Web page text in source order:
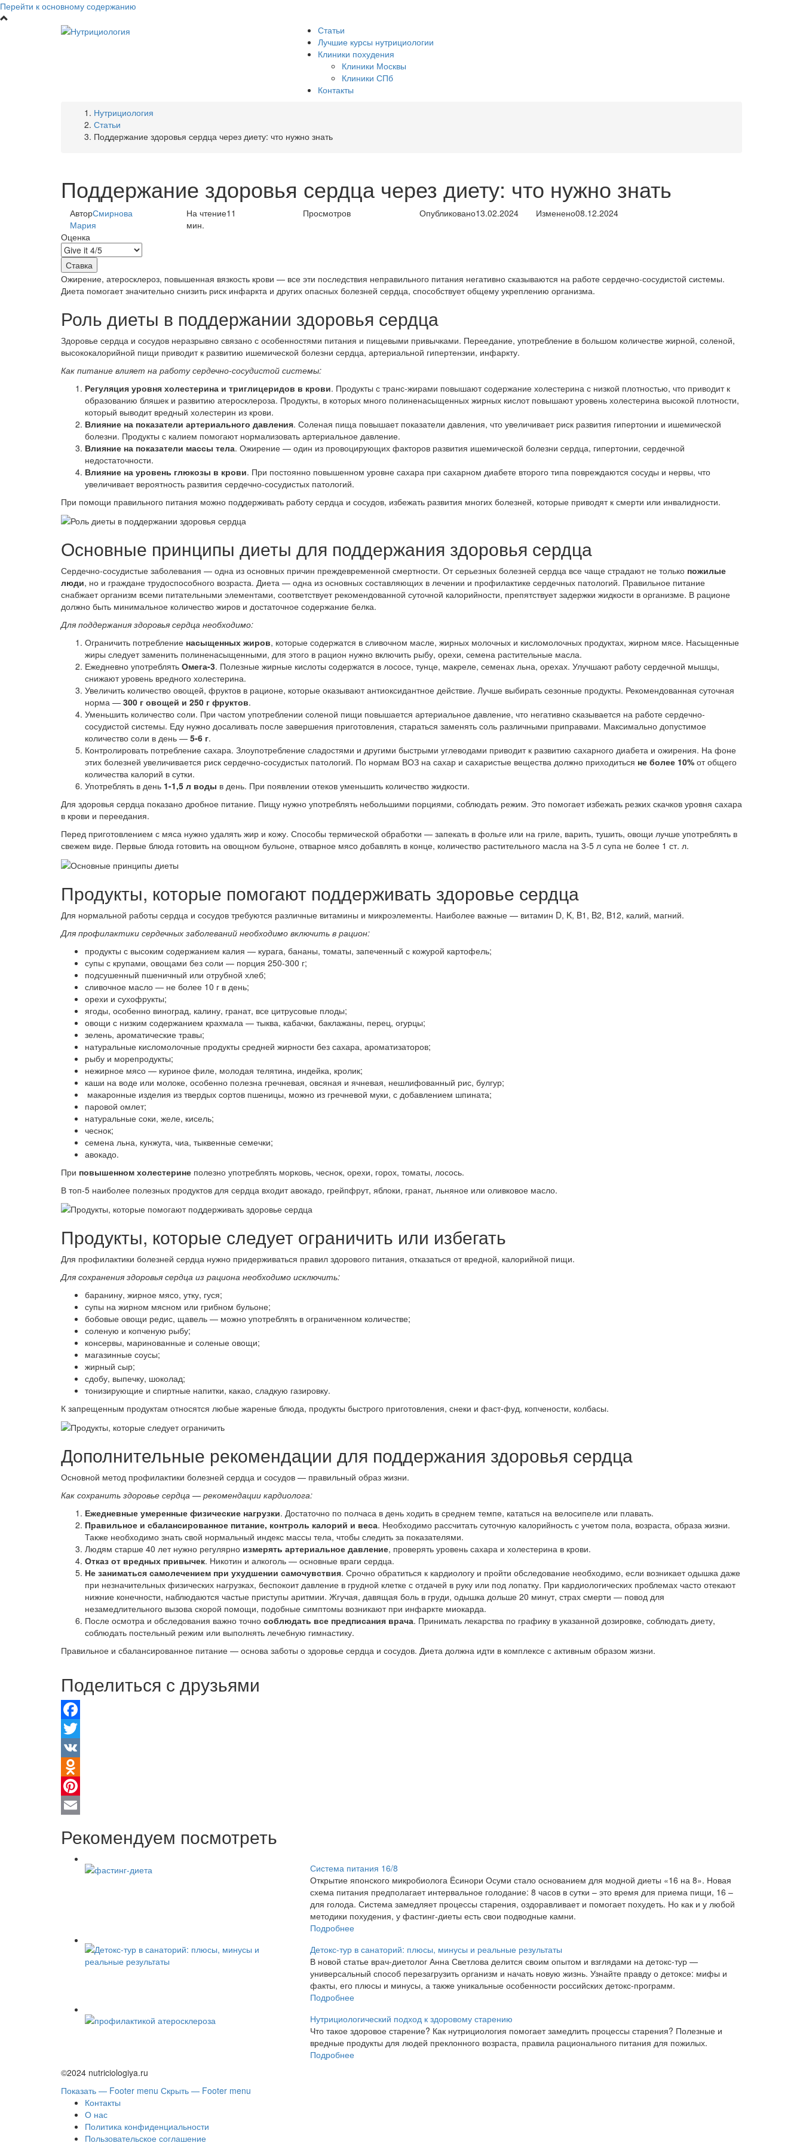
Перейти к основному содержанию
Статьи
Лучшие курсы нутрициологии
Клиники похудения
Клиники Москвы
Клиники СПб
Контакты
Нутрициология
Статьи
Поддержание здоровья сердца через диету: что нужно знать
Поддержание здоровья сердца через диету: что нужно знать
АвторСмирнова
Мария
На чтение11
мин.
Просмотров Опубликовано13.02.2024 Изменено08.12.2024
Оценка
Ожирение, атеросклероз, повышенная вязкость крови — все эти последствия неправильного питания негативно сказываются на работе сердечно-сосудистой системы.
Диета помогает значительно снизить риск инфаркта и других опасных болезней сердца, способствует общему укреплению организма.
Роль диеты в поддержании здоровья сердца
Здоровье сердца и сосудов неразрывно связано с особенностями питания и пищевыми привычками. Переедание, употребление в большом количестве жирной, соленой,
высококалорийной пищи приводит к развитию ишемической болезни сердца, артериальной гипертензии, инфаркту.
Как питание влияет на работу сердечно-сосудистой системы:
Регуляция уровня холестерина и триглицеридов в крови. Продукты с транс-жирами повышают содержание холестерина с низкой плотностью, что приводит к
образованию бляшек и развитию атеросклероза. Продукты, в которых много полиненасыщенных жирных кислот повышают уровень холестерина высокой плотности,
который выводит вредный холестерин из крови.
Влияние на показатели артериального давления. Соленая пища повышает показатели давления, что увеличивает риск развития гипертонии и ишемической
болезни. Продукты с калием помогают нормализовать артериальное давление.
Влияние на показатели массы тела. Ожирение — один из провоцирующих факторов развития ишемической болезни сердца, гипертонии, сердечной
недостаточности.
Влияние на уровень глюкозы в крови. При постоянно повышенном уровне сахара при сахарном диабете второго типа повреждаются сосуды и нервы, что
увеличивает вероятность развития сердечно-сосудистых патологий.
При помощи правильного питания можно поддерживать работу сердца и сосудов, избежать развития многих болезней, которые приводят к смерти или инвалидности.
Основные принципы диеты для поддержания здоровья сердца
Сердечно-сосудистые заболевания — одна из основных причин преждевременной смертности. От серьезных болезней сердца все чаще страдают не только пожилые
люди, но и граждане трудоспособного возраста. Диета — одна из основных составляющих в лечении и профилактике сердечных патологий. Правильное питание
снабжает организм всеми питательными элементами, соответствует рекомендованной суточной калорийности, препятствует задержки жидкости в организме. В рационе
должно быть минимальное количество жиров и достаточное содержание белка.
Для поддержания здоровья сердца необходимо:
Ограничить потребление насыщенных жиров, которые содержатся в сливочном масле, жирных молочных и кисломолочных продуктах, жирном мясе. Насыщенные
жиры следует заменить полиненасыщенными, для этого в рацион нужно включить рыбу, орехи, семена растительные масла.
Ежедневно употреблять Омега-3. Полезные жирные кислоты содержатся в лососе, тунце, макреле, семенах льна, орехах. Улучшают работу сердечной мышцы,
снижают уровень вредного холестерина.
Увеличить количество овощей, фруктов в рационе, которые оказывают антиоксидантное действие. Лучше выбирать сезонные продукты. Рекомендованная суточная
норма — 300 г овощей и 250 г фруктов.
Уменьшить количество соли. При частом употреблении соленой пищи повышается артериальное давление, что негативно сказывается на работе сердечно-
сосудистой системы. Еду нужно досаливать после завершения приготовления, стараться заменять соль различными приправами. Максимально допустимое
количество соли в день — 5-6 г.
Контролировать потребление сахара. Злоупотребление сладостями и другими быстрыми углеводами приводит к развитию сахарного диабета и ожирения. На фоне
этих болезней увеличивается риск сердечно-сосудистых патологий. По нормам ВОЗ на сахар и сахаристые вещества должно приходиться не более 10% от общего
количества калорий в сутки.
Употреблять в день 1-1,5 л воды в день. При появлении отеков уменьшить количество жидкости.
Для здоровья сердца показано дробное питание. Пищу нужно употреблять небольшими порциями, соблюдать режим. Это помогает избежать резких скачков уровня сахара
в крови и переедания.
Перед приготовлением с мяса нужно удалять жир и кожу. Способы термической обработки — запекать в фольге или на гриле, варить, тушить, овощи лучше употреблять в
свежем виде. Первые блюда готовить на овощном бульоне, отварное мясо добавлять в конце, количество растительного масла на 3-5 л супа не более 1 ст. л.
Продукты, которые помогают поддерживать здоровье сердца
Для нормальной работы сердца и сосудов требуются различные витамины и микроэлементы. Наиболее важные — витамин D, K, B1, B2, B12, калий, магний.
Для профилактики сердечных заболеваний необходимо включить в рацион:
продукты с высоким содержанием калия — курага, бананы, томаты, запеченный с кожурой картофель;
супы с крупами, овощами без соли — порция 250-300 г;
подсушенный пшеничный или отрубной хлеб;
сливочное масло — не более 10 г в день;
орехи и сухофрукты;
ягоды, особенно виноград, калину, гранат, все цитрусовые плоды;
овощи с низким содержанием крахмала — тыква, кабачки, баклажаны, перец, огурцы;
зелень, ароматические травы;
натуральные кисломолочные продукты средней жирности без сахара, ароматизаторов;
рыбу и морепродукты;
нежирное мясо — куриное филе, молодая телятина, индейка, кролик;
каши на воде или молоке, особенно полезна гречневая, овсяная и ячневая, нешлифованный рис, булгур;
макаронные изделия из твердых сортов пшеницы, можно из гречневой муки, с добавлением шпината;
паровой омлет;
натуральные соки, желе, кисель;
чеснок;
семена льна, кунжута, чиа, тыквенные семечки;
авокадо.
При повышенном холестерине полезно употреблять морковь, чеснок, орехи, горох, томаты, лосось.
В топ-5 наиболее полезных продуктов для сердца входит авокадо, грейпфрут, яблоки, гранат, льняное или оливковое масло.
Продукты, которые следует ограничить или избегать
Для профилактики болезней сердца нужно придерживаться правил здорового питания, отказаться от вредной, калорийной пищи.
Для сохранения здоровья сердца из рациона необходимо исключить:
баранину, жирное мясо, утку, гуся;
супы на жирном мясном или грибном бульоне;
бобовые овощи редис, щавель — можно употреблять в ограниченном количестве;
соленую и копченую рыбу;
консервы, маринованные и соленые овощи;
магазинные соусы;
жирный сыр;
сдобу, выпечку, шоколад;
тонизирующие и спиртные напитки, какао, сладкую газировку.
К запрещенным продуктам относятся любые жареные блюда, продукты быстрого приготовления, снеки и фаст-фуд, копчености, колбасы.
Дополнительные рекомендации для поддержания здоровья сердца
Основной метод профилактики болезней сердца и сосудов — правильный образ жизни.
Как сохранить здоровье сердца — рекомендации кардиолога:
Ежедневные умеренные физические нагрузки. Достаточно по полчаса в день ходить в среднем темпе, кататься на велосипеле или плавать.
Правильное и сбалансированное питание, контроль калорий и веса. Необходимо рассчитать суточную калорийность с учетом пола, возраста, образа жизни.
Также необходимо знать свой нормальный индекс массы тела, чтобы следить за показателями.
Людям старше 40 лет нужно регулярно измерять артериальное давление, проверять уровень сахара и холестерина в крови.
Отказ от вредных привычек. Никотин и алкоголь — основные враги сердца.
Не заниматься самолечением при ухудшении самочувствия. Срочно обратиться к кардиологу и пройти обследование необходимо, если возникает одышка даже
при незначительных физических нагрузках, беспокоит давление в грудной клетке с отдачей в руку или под лопатку. При кардиологических проблемах часто отекают
нижние конечности, наблюдаются частые приступы аритмии. Жгучая, давящая боль в груди, одышка дольше 20 минут, страх смерти — повод для
незамедлительного вызова скорой помощи, подобные симптомы возникают при инфаркте миокарда.
После осмотра и обследования важно точно соблюдать все предписания врача. Принимать лекарства по графику в указанной дозировке, соблюдать диету,
соблюдать постельный режим или выполнять лечебную гимнастику.
Правильное и сбалансированное питание — основа заботы о здоровье сердца и сосудов. Диета должна идти в комплексе с активным образом жизни.
Поделиться с друзьями
Facebook
Twitter
VK
Odnoklassniki
Pinterest
Рекомендуем посмотреть
Система питания 16/8
Открытие японского микробиолога Ёсинори Осуми стало основанием для модной диеты «16 на 8». Новая
схема питания предполагает интервальное голодание: 8 часов в сутки – это время для приема пищи, 16 –
для голода. Система замедляет процессы старения, оздоравливает и помогает похудеть. Но как и у любой
методики похудения, у фастинг-диеты есть свои подводные камни.
Подробнее
Детокс-тур в санаторий: плюсы, минусы и реальные результаты
В новой статье врач-диетолог Анна Светлова делится своим опытом и взглядами на детокс-тур —
универсальный способ перезагрузить организм и начать новую жизнь. Узнайте правду о детоксе: мифы и
факты, его плюсы и минусы, а также уникальные особенности российских детокс-программ.
Подробнее
Нутрициологический подход к здоровому старению
Что такое здоровое старение? Как нутрициология помогает замедлить процессы старения? Полезные и
вредные продукты для людей преклонного возраста, правила рационального питания для пожилых.
Подробнее
©2024 nutriciologiya.ru
Показать — Footer menu Скрыть — Footer menu
Контакты
О нас
Политика конфиденциальности
Пользовательское соглашение